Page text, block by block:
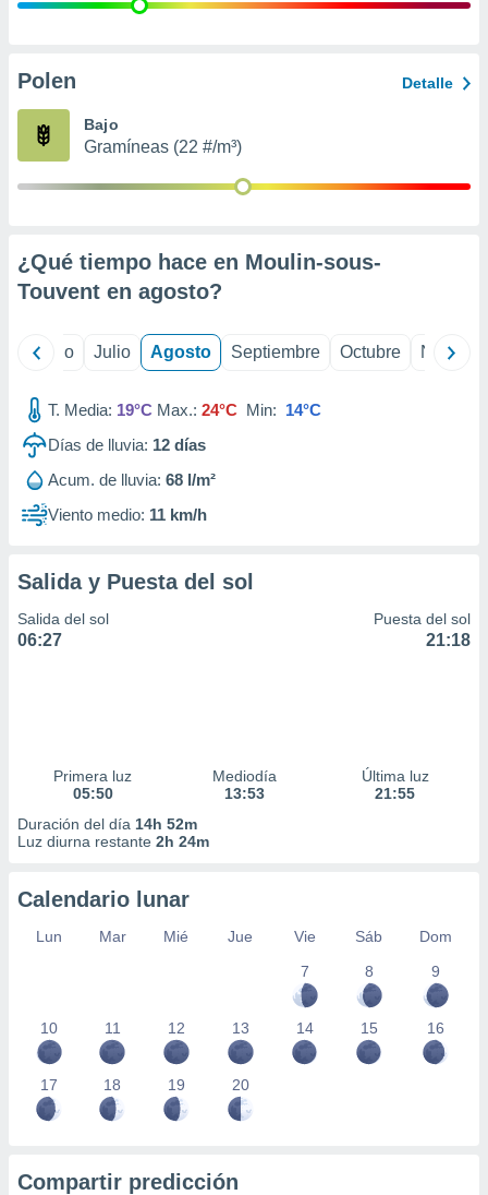
e
publicidad
Polen Detalle
Bajo
Gramíneas (22 #/m³)
¿Qué tiempo hace en Moulin-sous-
Touvent en agosto?
Junio Julio Agosto Septiembre Octubre
T. Media: 19°C Max.: 24°C Min: 14°C
Días de lluvia: 12 días
Acum. de lluvia: 68 l/m²
Viento medio: 11 km/h
Salida y Puesta del sol
Salida del sol
06:27
Puesta del sol
21:18
Primera luz
05:50
Mediodía
13:53
Última luz
21:55
Duración del día 14h 52m
Luz diurna restante 2h 24m
Calendario lunar
Lun Mar Mié Jue Vie Sáb
Dom
7
8 9
10 11 12 13 14 15 16
17 18 19 20
Compartir predicción